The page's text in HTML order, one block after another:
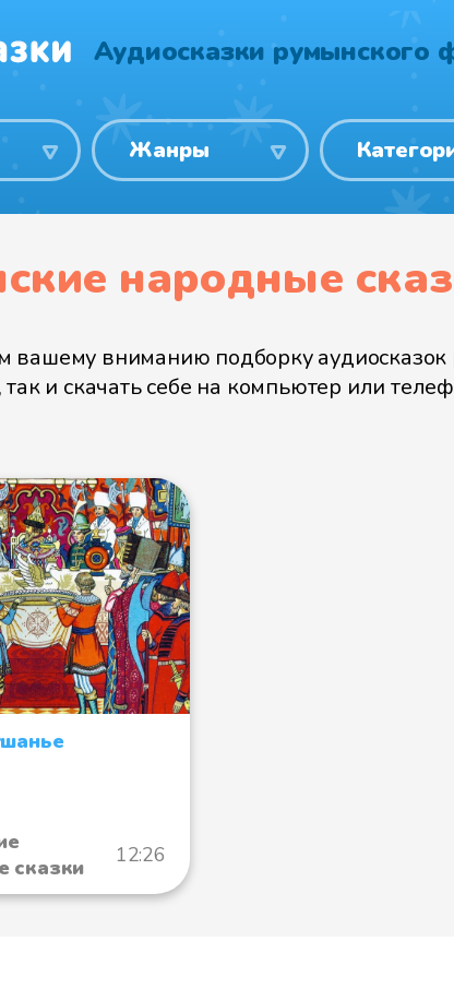
Аудиосказки румынского
Жанры
народные
вашему вниманию подборку
так и скачать себе на компьютер или
сказки
12:26